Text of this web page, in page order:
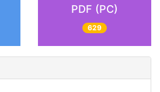
PDF (PC)
629